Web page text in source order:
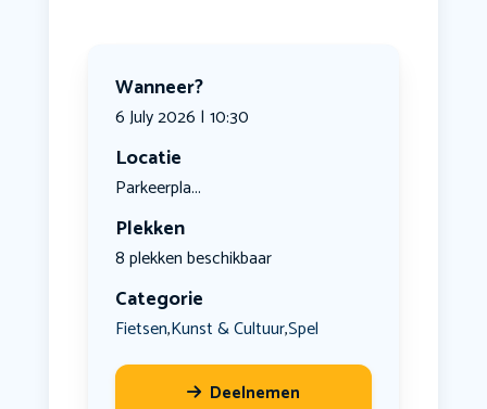
Wanneer?
6 July 2026 | 10:30
Locatie
Parkeerpla...
Plekken
8 plekken beschikbaar
Categorie
Fietsen,Kunst & Cultuur,Spel
Deelnemen